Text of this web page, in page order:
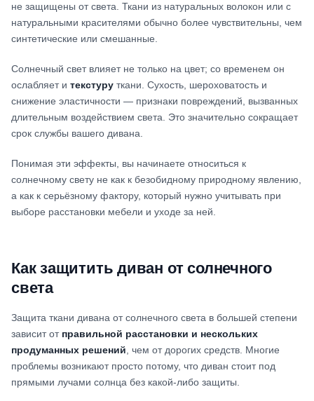
не защищены от света. Ткани из натуральных волокон или с
натуральными красителями обычно более чувствительны, чем
синтетические или смешанные.
Солнечный свет влияет не только на цвет; со временем он
ослабляет и текстуру ткани. Сухость, шероховатость и
снижение эластичности — признаки повреждений, вызванных
длительным воздействием света. Это значительно сокращает
срок службы вашего дивана.
Понимая эти эффекты, вы начинаете относиться к
солнечному свету не как к безобидному природному явлению,
а как к серьёзному фактору, который нужно учитывать при
выборе расстановки мебели и уходе за ней.
Как защитить диван от солнечного
света
Защита ткани дивана от солнечного света в большей степени
зависит от правильной расстановки и нескольких
продуманных решений , чем от дорогих средств. Многие
проблемы возникают просто потому, что диван стоит под
прямыми лучами солнца без какой‑либо защиты.